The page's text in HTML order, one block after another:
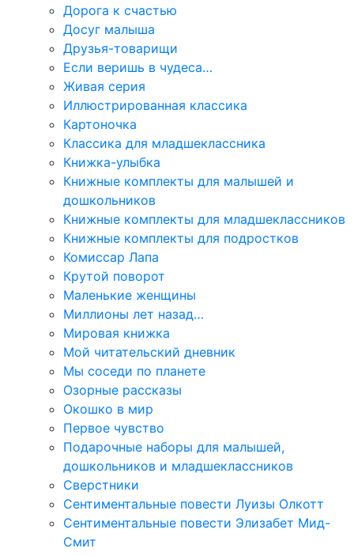
Дорога к счастью
Досуг малыша
Друзья-товарищи
Если веришь в чудеса…
Живая серия
Иллюстрированная классика
Картоночка
Классика для младшеклассника
Книжка-улыбка
Книжные комплекты для малышей и
дошкольников
Книжные комплекты для младшеклассников
Книжные комплекты для подростков
Комиссар Лапа
Крутой поворот
Маленькие женщины
Миллионы лет назад…
Мировая книжка
Мой читательский дневник
Мы соседи по планете
Озорные рассказы
Окошко в мир
Первое чувство
Подарочные наборы для малышей,
дошкольников и младшеклассников
Сверстники
Сентиментальные повести Луизы Олкотт
Сентиментальные повести Элизабет Мид-
Смит